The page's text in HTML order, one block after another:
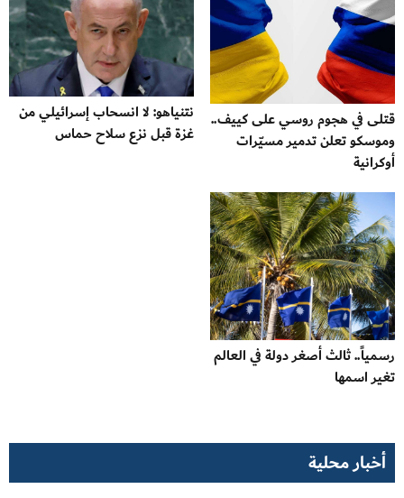
قتلى في هجوم روسي على كييف..
وموسكو تعلن تدمير مسيّرات
أوكرانية
نتنياهو: لا انسحاب إسرائيلي من
غزة قبل نزع سلاح حماس
رسمياً.. ثالث أصغر دولة في العالم
تغير اسمها
أخبار محلية